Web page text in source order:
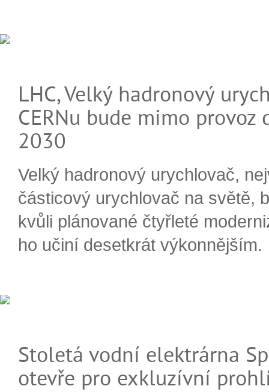
LHC, Velký hadronový
CERNu bude mimo provoz
2030
Velký hadronový urychlovač,
částicový urychlovač na světě,
kvůli plánované čtyřleté
ho učiní desetkrát výkonnějším.
Stoletá vodní elektrárna
otevře pro exkluzívní